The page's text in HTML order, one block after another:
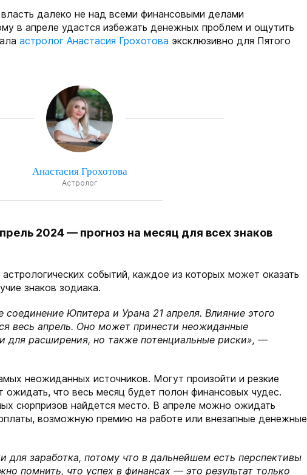
далеко не над всеми финансовыми делами
в апреле удастся избежать денежных проблем и ощутить
астролог Анастасия Грохотова эксклюзивно для Пятого
Анастасия Грохотова
Астролог
2024 — прогноз на месяц для всех знаков
событий, каждое из которых может оказать
знаков зодиака.
соединение Юпитера и Урана 21 апреля. Влияние этого
весь апрель. Оно может принести неожиданные
для расширения, но также потенциальные риски», —
неожиданных источников. Могут произойти и резкие
что весь месяц будет полон финансовых чудес.
сюрпризов найдется место. В апреле можно ожидать
возможную премию на работе или внезапные денежные
заработка, потому что в дальнейшем есть перспективы
помнить, что успех в финансах — это результат только